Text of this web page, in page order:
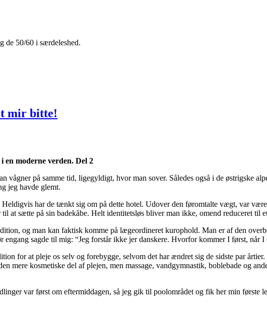
de 50/60 i særdeleshed.
mir bitte!
en moderne verden. Del 2
vågner på samme tid, ligegyldigt, hvor man sover. Således også i de østrigske
jeg havde glemt.
Heldigvis har de tænkt sig om på dette hotel. Udover den føromtalte vægt, var
at sætte på sin badekåbe. Helt identitetsløs bliver man ikke, omend reduceret til
og man kan faktisk komme på lægeordineret kurophold. Man er af den
engang sagde til mig: “Jeg forstår ikke jer danskere. Hvorfor kommer I først, når
for at pleje os selv og forebygge, selvom det har ændret sig de sidste par
mere kosmetiske del af plejen, men massage, vandgymnastik, boblebade og
var først om eftermiddagen, så jeg gik til poolområdet og fik her min første